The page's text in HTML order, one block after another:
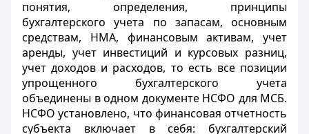
понятия, определения, принципы
бухгалтерского учета по запасам, основным
средствам, НМА, финансовым активам, учет
аренды, учет инвестиций и курсовых разниц,
учет доходов и расходов, то есть все позиции
упрощенного бухгалтерского учета
объединены в одном документе НСФО для МСБ.
НСФО установлено, что финансовая отчетность
субъекта включает в себя: бухгалтерский